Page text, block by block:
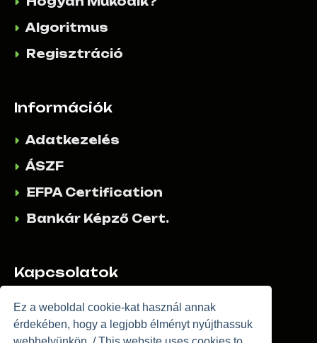
Algoritmus
Regisztráció
Információk
Adatkezelés
ÁSZF
EFPA Certification
Bankár Képző Cert.
Kapcsolatok
E: Info@allthemillions.com
K: Kapcsolatfelvétel
Ez a weboldal cookie-kat használ annak
érdekében, hogy a legjobb élményt nyújthassuk